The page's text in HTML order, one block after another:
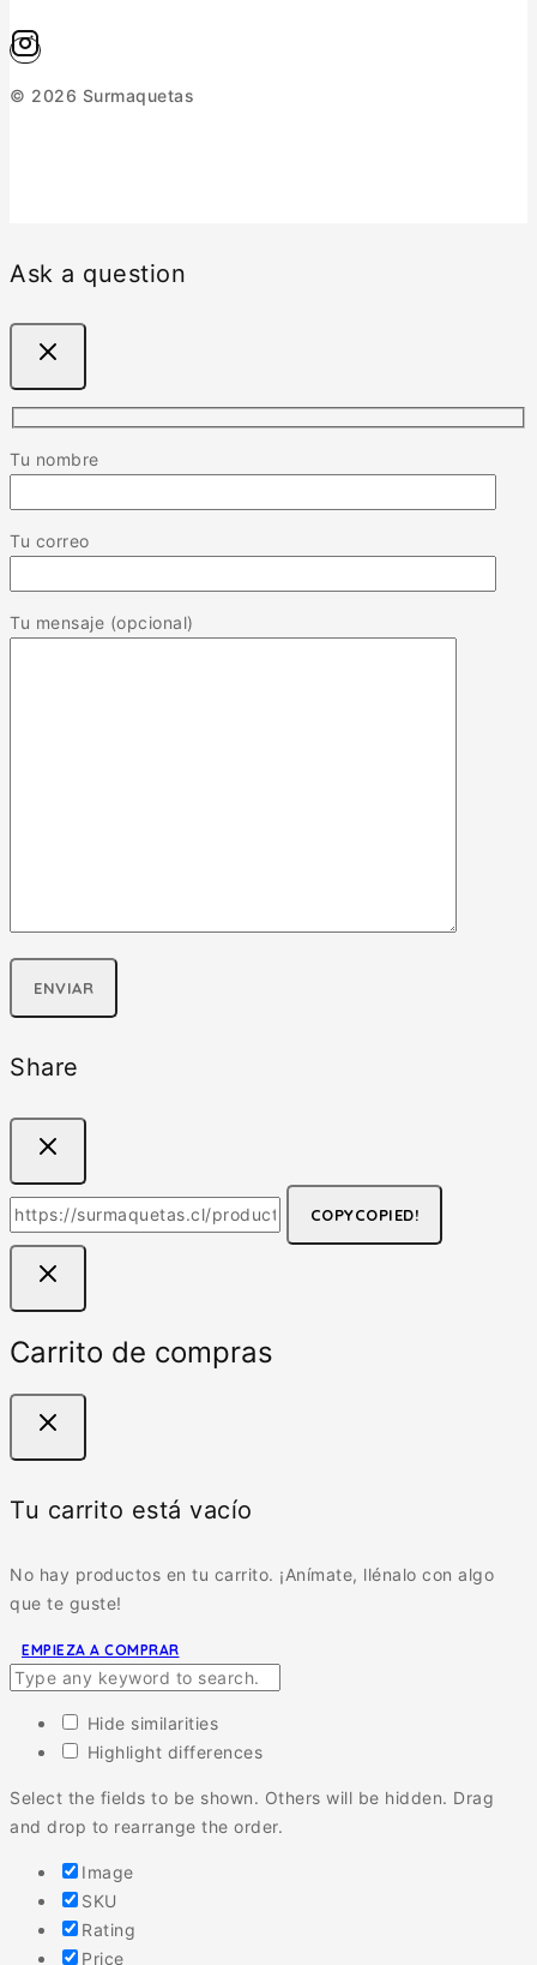
© 2026 Surmaquetas
Ask a question
Tu nombre
Tu correo
Tu mensaje (opcional)
Share
COPYCOPIED!
Carrito de compras
Tu carrito está vacío
No hay productos en tu carrito. ¡Anímate, llénalo con algo
que te guste!
EMPIEZA A COMPRAR
Hide similarities
Highlight differences
Select the fields to be shown. Others will be hidden. Drag
and drop to rearrange the order.
Image
SKU
Rating
Price